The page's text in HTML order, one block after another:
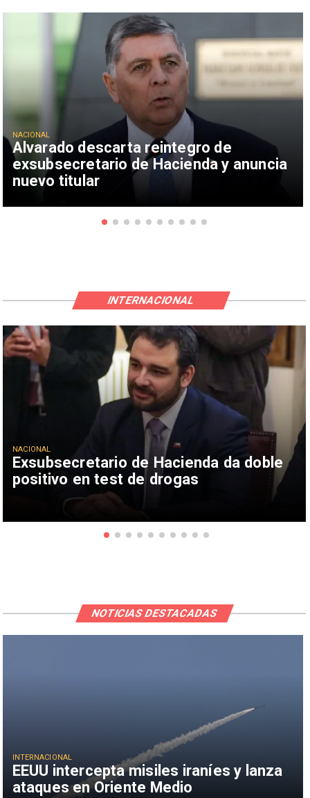
Alvarado descarta reintegro de
exsubsecretario de Hacienda y anuncia
nuevo titular
NACIONAL
Exsubsecretario de Hacienda da doble
positivo en test de drogas
NACIONAL
INTERNACIONAL
EEUU intercepta misiles iraníes y lanza
ataques en Oriente Medio
INTERNACIONAL
NOTICIAS DESTACADAS